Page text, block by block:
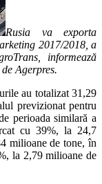
Rusia va exporta
2017/2018, a
informează
Agerpres.
au totalizat 31,29
previzionat pentru
perioada similară a
cu 39%, la 24,7
milioane de tone, în
la 2,79 milioane de